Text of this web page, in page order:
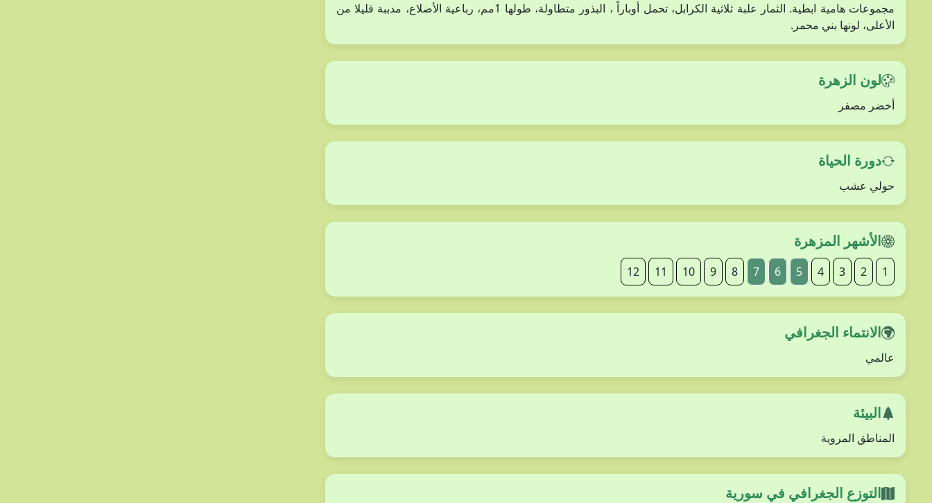
مجموعات هامية ابطية. الثمار علبة ثلاثية الكرابل، تحمل أوباراً ، البذور متطاولة، طولها 1مم، رباعية الأضلاع، مدببة قليلا من
الأعلى، لونها بني محمر.
لون الزهرة
أخضر مصفر
دورة الحياة
حولي عشب
الأشهر المزهرة
1
2
3
4
5
6
7
8
9
10
11
12
الانتماء الجغرافي
عالمي
البيئة
المناطق المروية
التوزع الجغرافي في سورية